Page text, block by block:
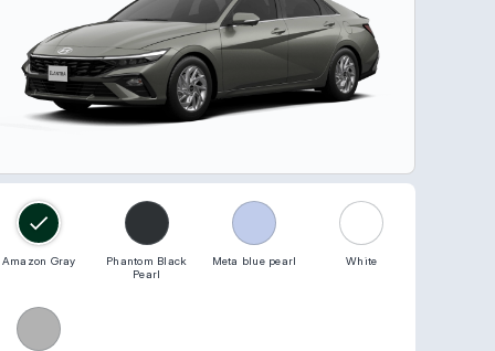
Amazon Gray
Phantom Black
Pearl
Meta blue pearl White